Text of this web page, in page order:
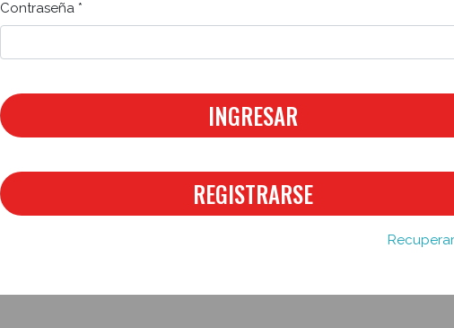
Contraseña *
INGRESAR
REGISTRARSE